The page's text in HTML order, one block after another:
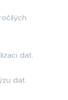
dat.
dat.